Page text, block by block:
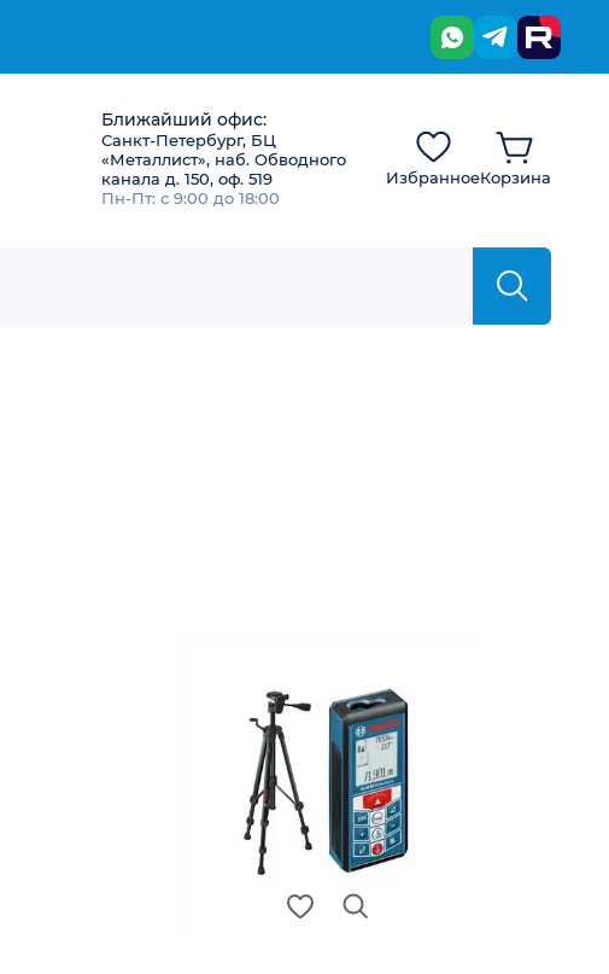
Ближайший офис:
Санкт-Петербург, БЦ
«Металлист», наб. Обводного
канала д. 150, оф. 519
Пн-Пт: с 9:00 до 18:00
ИзбранноеКорзина